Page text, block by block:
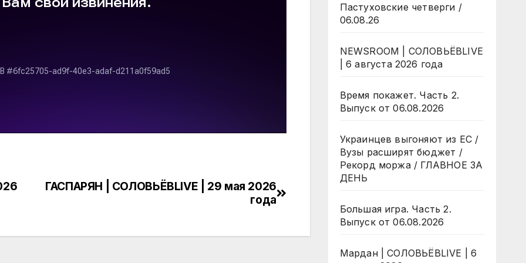
ГАСПАРЯН | СОЛОВЬЁВLIVE | 29 мая 2026
года
Пастуховские четверги /
06.08.26
NEWSROOM | СОЛОВЬЁВLIVE
| 6 августа 2026 года
Время покажет. Часть 2.
Выпуск от 06.08.2026
Украинцев выгоняют из ЕС /
Вузы расширят бюджет /
Рекорд моржа / ГЛАВНОЕ ЗА
ДЕНЬ
Большая игра. Часть 2.
Выпуск от 06.08.2026
Мардан | СОЛОВЬЁВLIVE | 6